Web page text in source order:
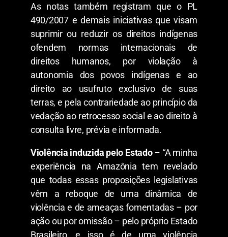
As notas também registram que o PL
490/2007 e demais iniciativas que visam
suprimir ou reduzir os direitos indígenas
ofendem normas internacionais de
direitos humanos, por violação à
autonomia dos povos indígenas e ao
direito ao usufruto exclusivo de suas
terras, e pela contrariedade ao princípio da
vedação ao retrocesso social e ao direito à
consulta livre, prévia e informada.
Violência induzida pelo Estado– “A minha
experiência na Amazônia tem revelado
que todas essas proposições legislativas
vêm a reboque de uma dinâmica de
violência e de ameaças fomentadas – por
ação ou por omissão – pelo próprio Estado